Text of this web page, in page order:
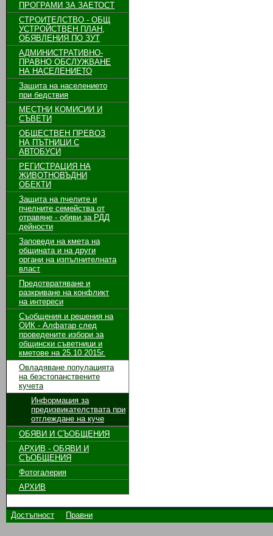
ПРОГРАМИ ЗА ЗАЕТОСТ
СТРОИТЕЛСТВО - ОБЩ
УСТРОЙСТВЕН ПЛАН,
ОБЯВЛЕНИЯ ПО ЗУТ
АДМИНИСТРАТИВНО-
ПРАВНО ОБСЛУЖВАНЕ
НА НАСЕЛЕНИЕТО
Защита на населението
при бедствия
МЕСТНИ КОМИСИИ И
СЪВЕТИ
ОБЩЕСТВЕН ПРЕВОЗ
НА ПЪТНИЦИ С
АВТОБУСИ
РЕГИСТРАЦИЯ НА
ЖИВОТНОВЪДНИ
ОБЕКТИ
Защита на пчелите и
пчелните семейства от
отравяне - обяви за РДД
дейности
Заповеди на кмета на
общината и на други
органи на изпълнителната
власт
Предотвратяване и
разкриване на конфликт
на интереси
Съобщения и решения на
ОИК - Алфатар след
проведените избори за
общински съветници и
кметове на 25.10.2015г.
Овладяване популацията
на безстопанствените
кучета
Информация за
предизвикателствата при
отглеждане на куче
ОБЯВИ И СЪОБЩЕНИЯ
АРХИВ - ОБЯВИ И
СЪОБЩЕНИЯ
Фотогалерия
АРХИВ
Достъпност Правни